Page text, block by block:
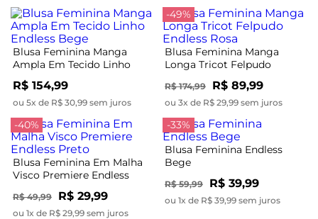
Blusa Feminina Manga
Ampla Em Tecido Linho
Endless Bege
R$ 154,99
ou 5x de R$ 30,99 sem juros
-49%
Blusa Feminina Manga
Longa Tricot Felpudo
Endless Rosa
R$ 174,99 R$ 89,99
ou 3x de R$ 29,99 sem juros
-40%
Blusa Feminina Em Malha
Visco Premiere Endless
R$ 49,99 R$ 29,99
ou 1x de R$ 29,99 sem juros
-33%
Blusa Feminina Endless
Bege
R$ 59,99 R$ 39,99
ou 1x de R$ 39,99 sem juros